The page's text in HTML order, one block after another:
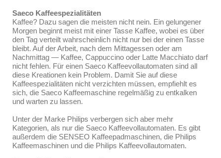
Saeco Kaffeespezialitäten
Kaffee? Dazu sagen die meisten nicht nein. Ein gelungener
Morgen beginnt meist mit einer Tasse Kaffee, wobei es über
den Tag verteilt wahrscheinlich nicht nur bei der einen Tasse
bleibt. Auf der Arbeit, nach dem Mittagessen oder am
Nachmittag — Kaffee, Cappuccino oder Latte Macchiato darf
nicht fehlen. Für einen Saeco Kaffeevollautomaten sind all
diese Kreationen kein Problem. Damit Sie auf diese
Kaffeespezialitäten nicht verzichten müssen, empfiehlt es
sich, die Saeco Kaffeemaschine regelmäßig zu entkalken
und warten zu lassen.
Unter der Marke Philips verbergen sich aber mehr
Kategorien, als nur die Saeco Kaffeevollautomaten. Es gibt
außerdem die SENSEO Kaffeepadmaschinen, die Philips
Kaffeemaschinen und die Philips Kaffeevollautomaten.